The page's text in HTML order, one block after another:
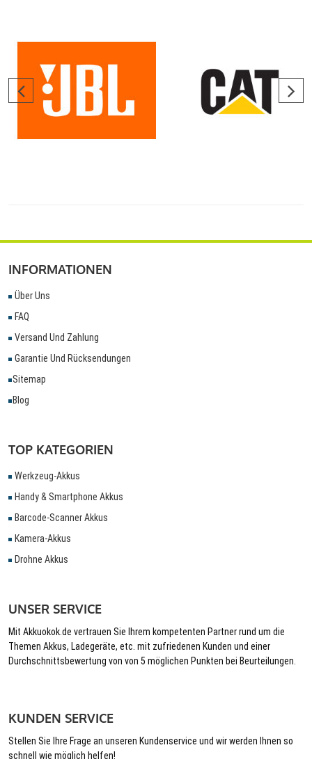
INFORMATIONEN
Über Uns
FAQ
Versand Und Zahlung
Garantie Und Rücksendungen
Sitemap
Blog
TOP KATEGORIEN
Werkzeug-Akkus
Handy & Smartphone Akkus
Barcode-Scanner Akkus
Kamera-Akkus
Drohne Akkus
UNSER SERVICE
Mit Akkuokok.de vertrauen Sie Ihrem kompetenten Partner rund um die
Themen Akkus, Ladegeräte, etc. mit zufriedenen Kunden und einer
Durchschnittsbewertung von von 5 möglichen Punkten bei Beurteilungen.
KUNDEN SERVICE
Stellen Sie Ihre Frage an unseren Kundenservice und wir werden Ihnen so
schnell wie möglich helfen!